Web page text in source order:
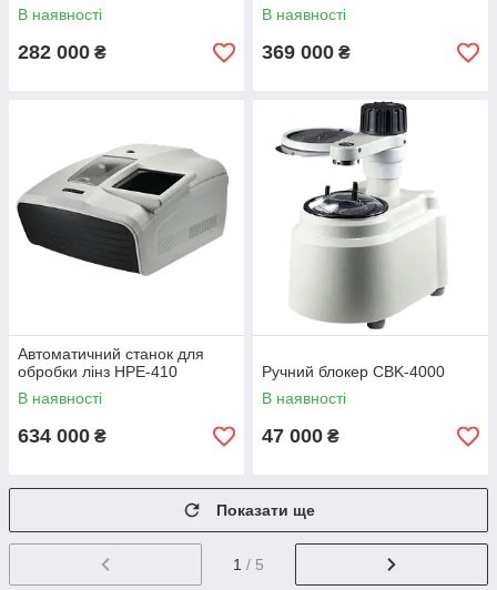
В наявності
282 000 ₴
В наявності
369 000 ₴
Автоматичний станок для
обробки лінз НРЕ-410
В наявності
634 000 ₴
Ручний блокер CBK-4000
В наявності
47 000 ₴
Показати ще
1 / 5